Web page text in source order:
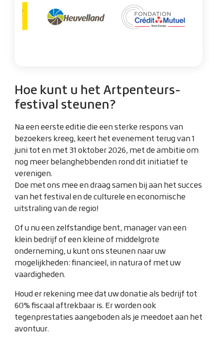
Hoe kunt u het Artpenteurs-
festival steunen?
Na een eerste editie die een sterke respons van
bezoekers kreeg, keert het evenement terug van 1
juni tot en met 31 oktober 2026, met de ambitie om
nog meer belanghebbenden rond dit initiatief te
verenigen.
Doe met ons mee en draag samen bij aan het succes
van het festival en de culturele en economische
uitstraling van de regio!
Of u nu een zelfstandige bent, manager van een
klein bedrijf of een kleine of middelgrote
onderneming, u kunt ons steunen naar uw
mogelijkheden: financieel, in natura of met uw
vaardigheden.
Houd er rekening mee dat uw donatie als bedrijf tot
60% fiscaal aftrekbaar is. Er worden ook
tegenprestaties aangeboden als je meedoet aan het
avontuur.